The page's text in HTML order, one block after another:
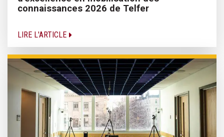
connaissances 2026 de Telfer
LIRE L'ARTICLE